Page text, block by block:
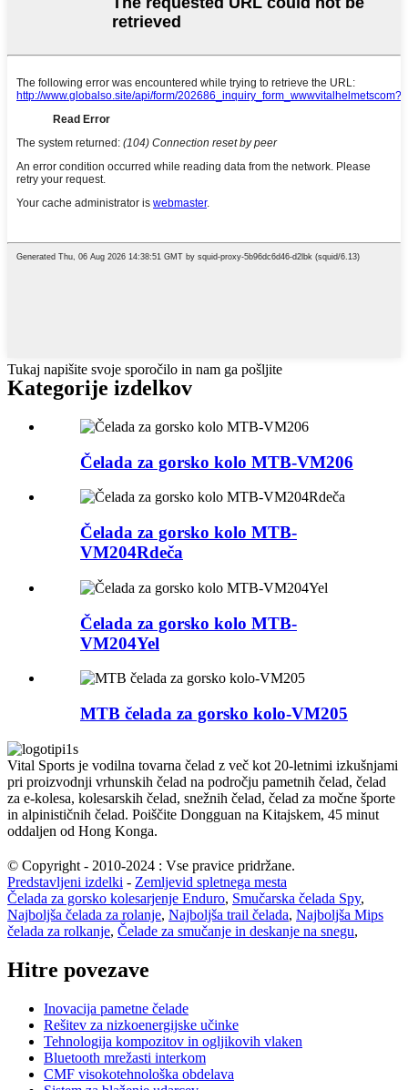
Tukaj napišite svoje sporočilo in nam ga pošljite
Kategorije izdelkov
Čelada za gorsko kolo MTB-VM206
Čelada za gorsko kolo MTB-
VM204Rdeča
Čelada za gorsko kolo MTB-
VM204Yel
MTB čelada za gorsko kolo-VM205
Vital Sports je vodilna tovarna čelad z več kot 20-letnimi izkušnjami
pri proizvodnji vrhunskih čelad na področju pametnih čelad, čelad
za e-kolesa, kolesarskih čelad, snežnih čelad, čelad za močne športe
in alpinističnih čelad. Poiščite Dongguan na Kitajskem, 45 minut
oddaljen od Hong Konga.
© Copyright - 2010-2024 : Vse pravice pridržane.
Predstavljeni izdelki - Zemljevid spletnega mesta
Čelada za gorsko kolesarjenje Enduro, Smučarska čelada Spy,
Najboljša čelada za rolanje, Najboljša trail čelada, Najboljša Mips
čelada za rolkanje, Čelade za smučanje in deskanje na snegu,
Hitre povezave
Inovacija pametne čelade
Rešitev za nizkoenergijske učinke
Tehnologija kompozitov in ogljikovih vlaken
Bluetooth mrežasti interkom
CMF visokotehnološka obdelava